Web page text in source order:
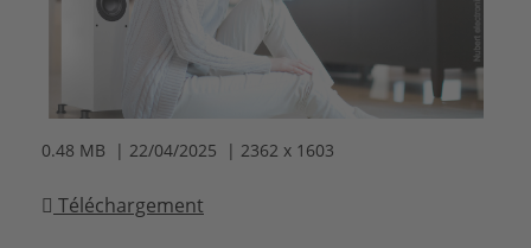
0.48 MB | 22/04/2025 | 2362 x 1603
Téléchargement